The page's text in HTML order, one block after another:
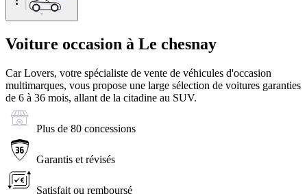
Voiture occasion à Le chesnay
Car Lovers, votre spécialiste de vente de véhicules d'occasion
multimarques, vous propose une large sélection de voitures garanties
de 6 à 36 mois, allant de la citadine au SUV.
Plus de 80 concessions
Garantis et révisés
Satisfait ou remboursé